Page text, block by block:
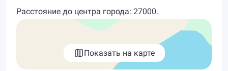
Расстояние до центра города: 27000.
Показать на карте